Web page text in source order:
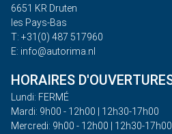
6651 KR Druten
les Pays-Bas
T: +31(0) 487 517960
E: info@autorima.nl
HORAIRES
Lundi: FERMÉ
Mardi: 9h00 - 12h00 | 12h30-17h00
Mercredi: 9h00 - 12h00 | 12h30-17h00